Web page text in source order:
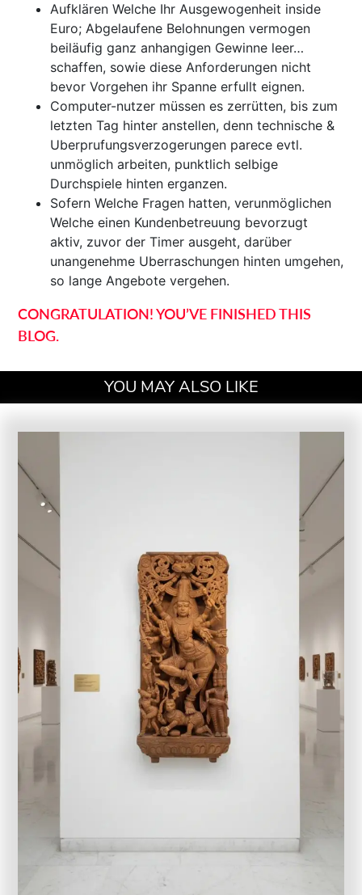
Aufklären Welche Ihr Ausgewogenheit inside
Euro; Abgelaufene Belohnungen vermogen
beiläufig ganz anhangigen Gewinne leer…
schaffen, sowie diese Anforderungen nicht
bevor Vorgehen ihr Spanne erfullt eignen.
Computer-nutzer müssen es zerrütten, bis zum
letzten Tag hinter anstellen, denn technische &
Uberprufungsverzogerungen parece evtl.
unmöglich arbeiten, punktlich selbige
Durchspiele hinten erganzen.
Sofern Welche Fragen hatten, verunmöglichen
Welche einen Kundenbetreuung bevorzugt
aktiv, zuvor der Timer ausgeht, darüber
unangenehme Uberraschungen hinten umgehen,
so lange Angebote vergehen.
CONGRATULATION! YOU’VE FINISHED THIS
BLOG.
YOU MAY ALSO LIKE